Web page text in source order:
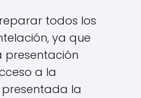
todos los
ya que
presentación
a la
presentada la